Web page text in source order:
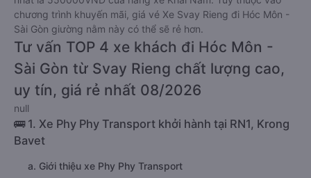
chương trình khuyến mãi, giá vé Xe Svay Rieng đi Hóc Môn -
Sài Gòn giường nằm này có thể sẽ rẻ hơn.
Tư vấn TOP 4 xe khách đi Hóc Môn -
Sài Gòn từ Svay Rieng chất lượng cao,
uy tín, giá rẻ nhất 08/2026
null
🚌 1. Xe Phy Phy Transport khởi hành tại RN1, Krong
Bavet
a. Giới thiệu xe Phy Phy Transport